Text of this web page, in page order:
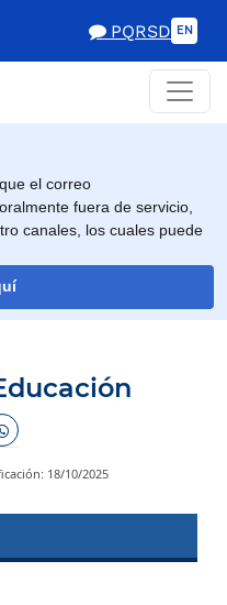
PQRSD EN
el correo
fuera de servicio,
canales, los cuales puede
Whatsapp
18/10/2025